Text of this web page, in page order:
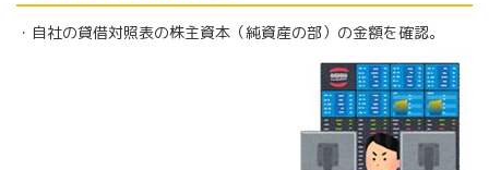
・自社の貸借対照表の株主資本（純資産の部）の金額を確認。